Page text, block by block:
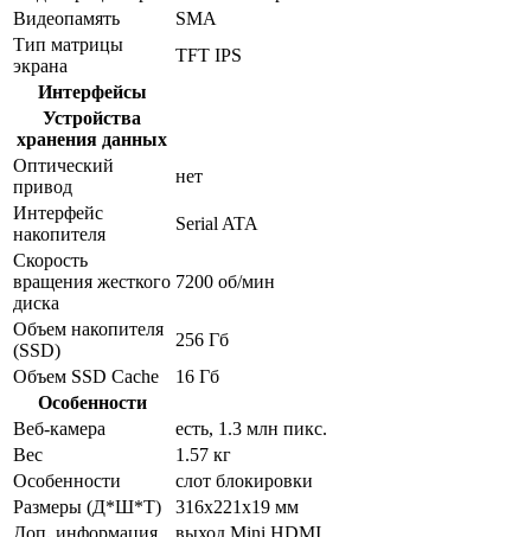
Видеопамять
SMA
Тип матрицы
экрана
TFT IPS
Интерфейсы
Устройства
хранения данных
Оптический
привод
нет
Интерфейс
накопителя
Serial ATA
Скорость
вращения жесткого
диска
7200 об/мин
Объем накопителя
(SSD)
256 Гб
Объем SSD Cache
16 Гб
Особенности
Веб-камера
есть, 1.3 млн пикс.
Вес
1.57 кг
Особенности
слот блокировки
Размеры (Д*Ш*Т)
316x221x19 мм